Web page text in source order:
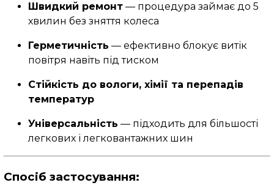
Швидкий ремонт— процедура займає до 5
хвилин без зняття колеса
Герметичність — ефективно блокує витік
повітря навіть під тиском
Стійкість до вологи, хімії та перепадів
температур
Універсальність — підходить для більшості
легкових і легковантажних шин
Спосіб застосування: